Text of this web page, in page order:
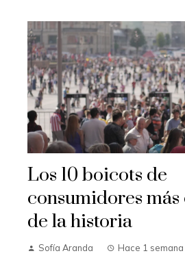
Los 10 boicots de
consumidores
de la historia
Sofía Aranda Hace 1 semana